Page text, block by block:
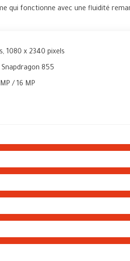
qui fonctionne avec une fluidité
1080 x 2340 pixels
855
/ 16 MP